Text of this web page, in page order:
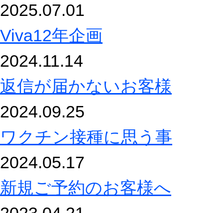
2025.07.01
Viva12年企画
2024.11.14
返信が届かないお客様
2024.09.25
ワクチン接種に思う事
2024.05.17
新規ご予約のお客様へ